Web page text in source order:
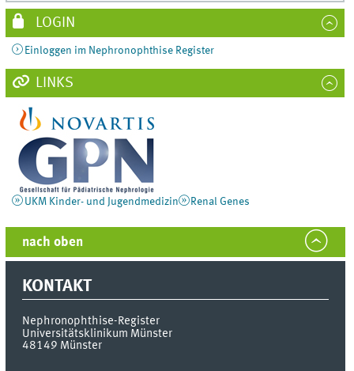
LOGIN
Einloggen im Nephronophthise Register
LINKS
UKM Kinder- und Jugendmedizin Renal Genes
nach oben
KONTAKT
Nephronophthise-Register
Universitätsklinikum Münster
48149 Münster